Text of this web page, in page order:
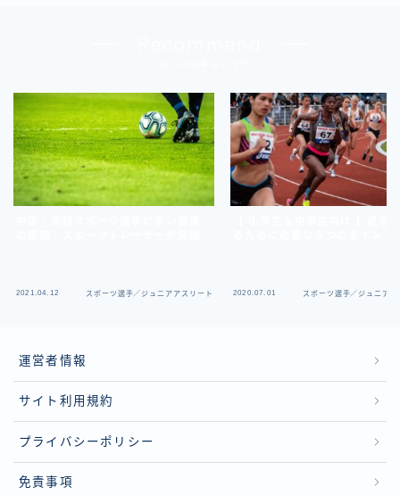
2021.04.12 スポーツ選手／ジュニアアスリート 2020.07.01 スポーツ選手／ジュニアア
運営者情報
サイト利用規約
プライバシーポリシー
免責事項